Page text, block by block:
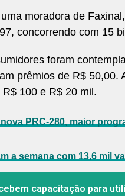
moradora de
concorrendo com 15
foram
prêmios de R$ 50,00.
100 e R$ 20 mil.
PRC-280, maior
a semana com 13,6 mil
capacitação para